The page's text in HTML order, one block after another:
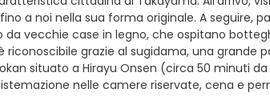
a noi nella sua forma originale. A seguire,
vecchie case in legno, che ospitano
grazie al sugidama, una grande
situato a Hirayu Onsen (circa 50 minuti
nelle camere riservate, cena e